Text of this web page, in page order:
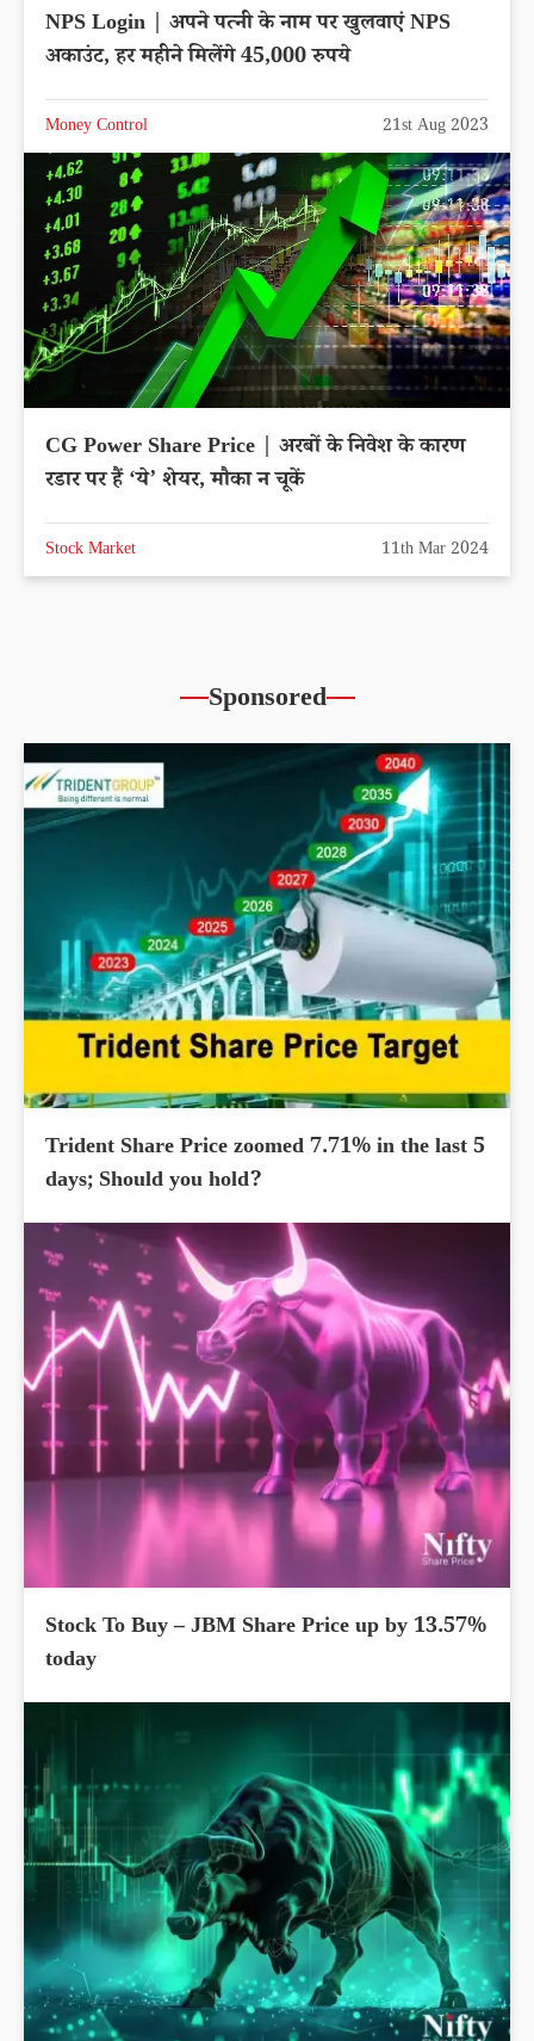
NPS Login | अपने पत्नी के नाम पर खुलवाएं NPS
अकाउंट, हर महीने मिलेंगे 45,000 रुपये
Money Control 21st Aug 2023
CG Power Share Price | अरबों के निवेश के कारण
रडार पर हैं ‘ये’ शेयर, मौका न चूकें
Stock Market 11th Mar 2024
Sponsored
Trident Share Price zoomed 7.71% in the last 5
days; Should you hold?
Stock To Buy – JBM Share Price up by 13.57%
today